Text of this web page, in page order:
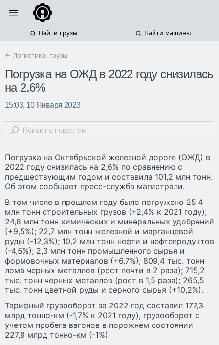
Найти грузы Найти машины
← Логистика, грузы
Погрузка на ОЖД в 2022 году снизилась
на 2,6%
15:03, 10 Января 2023
Погрузка на Октябрьской железной дороге (ОЖД) в
2022 году снизилась на 2,6% по сравнению с
предшествующим годом и составила 101,2 млн тонн.
Об этом сообщает пресс-служба магистрали.
В том числе в прошлом году было погружено 25,4
млн тонн строительных грузов (+2,4% к 2021 году);
24,8 млн тонн химических и минеральных удобрений
(+9,5%); 22,7 млн тонн железной и марганцевой
руды (-12,3%); 10,2 млн тонн нефти и нефтепродуктов
(-4,5%); 2,3 млн тонн промышленного сырья и
формовочных материалов (+6,7%); 809,4 тыс. тонн
лома черных металлов (рост почти в 2 раза); 715,2
тыс. тонн черных металлов (рост в 1,5 раза); 265,5
тыс. тонн цветной руды и серного сырья (+10,2%).
Тарифный грузооборот за 2022 год составил 177,3
млрд тонно-км (-1,7% к 2021 году), грузооборот с
учетом пробега вагонов в порожнем состоянии —
227,8 млрд тонно-км (-1%).